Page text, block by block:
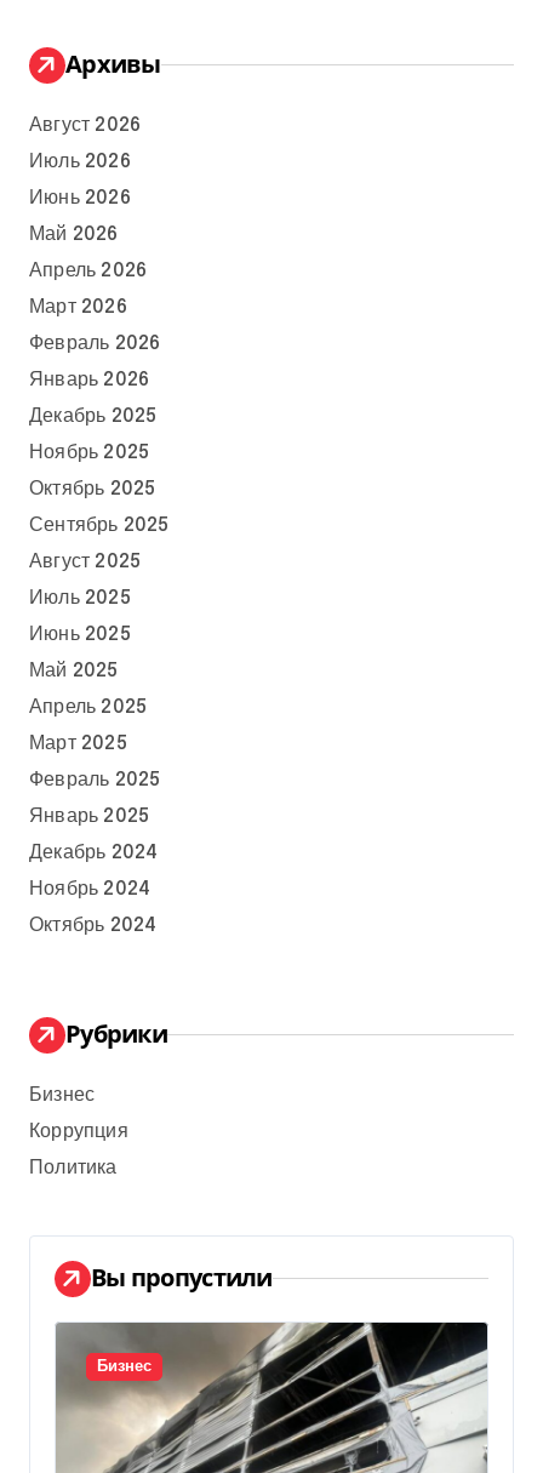
Архивы
Август 2026
Июль 2026
Июнь 2026
Май 2026
Апрель 2026
Март 2026
Февраль 2026
Январь 2026
Декабрь 2025
Ноябрь 2025
Октябрь 2025
Сентябрь 2025
Август 2025
Июль 2025
Июнь 2025
Май 2025
Апрель 2025
Март 2025
Февраль 2025
Январь 2025
Декабрь 2024
Ноябрь 2024
Октябрь 2024
Рубрики
Бизнес
Коррупция
Политика
Вы пропустили
Бизнес